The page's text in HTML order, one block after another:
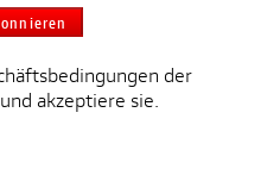
der
akzeptiere sie.